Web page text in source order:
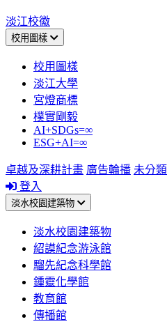
淡江校徽
校用圖樣
校用圖樣
淡江大學
宮燈商標
樸實剛毅
AI+SDGs=∞
ESG+AI=∞
卓越及深耕計畫 廣告輪播 未分類
登入
淡水校園建築物
淡水校園建築物
紹謨紀念游泳館
騮先紀念科學館
鍾靈化學館
教育館
傳播館